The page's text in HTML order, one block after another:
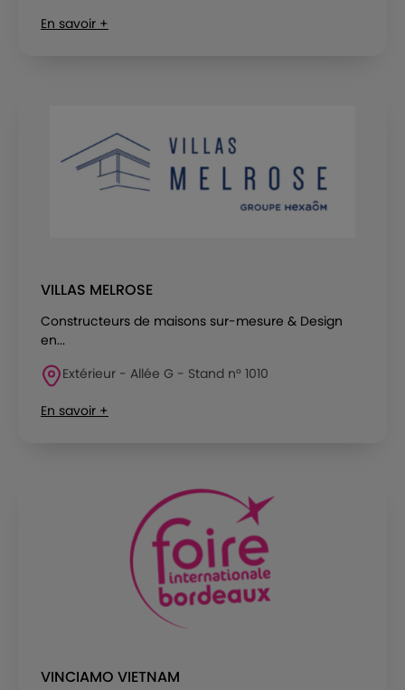
En savoir +
VILLAS MELROSE
Constructeurs de maisons sur-mesure & Design
en...
Extérieur - Allée G - Stand n° 1010
En savoir +
VINCIAMO VIETNAM